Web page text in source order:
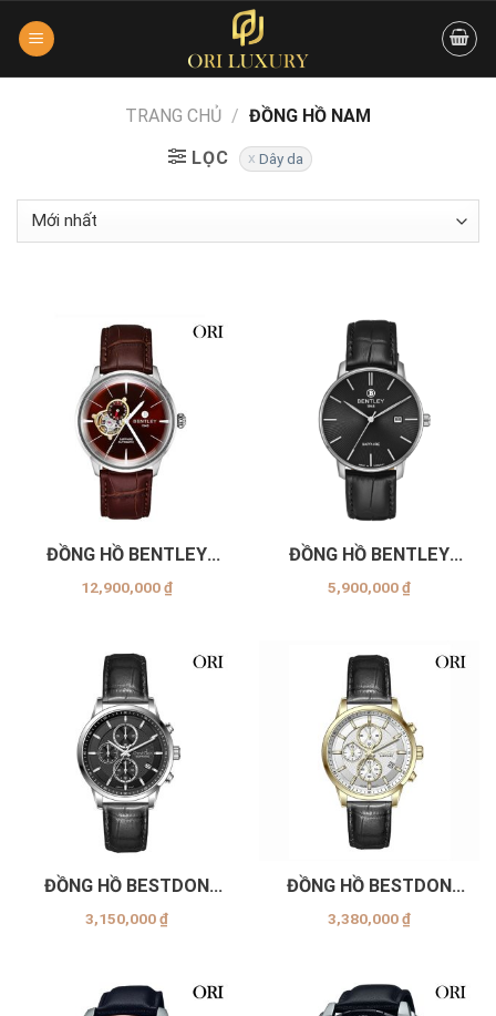
TRANG CHỦ / ĐỒNG HỒ NAM
LỌC
Dây da
ĐỒNG HỒ BENTLEY
BL1850 (-15MWDD
AMS-GL NÂU)
12,900,000₫
ĐỒNG HỒ BENTLEY
BL2219 (-10MWBB MS-
GL ĐEN)
5,900,000₫
ĐỒNG HỒ BESTDON
BD99300G-B07
3,150,000₫
ĐỒNG HỒ BESTDON
BD99300G-B08
3,380,000₫